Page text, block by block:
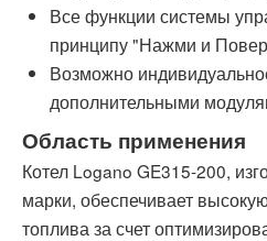
Все функции системы
принципу "Нажми и
Возможно
дополнительными
Область применения
Котел Logano GE315-200,
марки, обеспечивает
топлива за счет